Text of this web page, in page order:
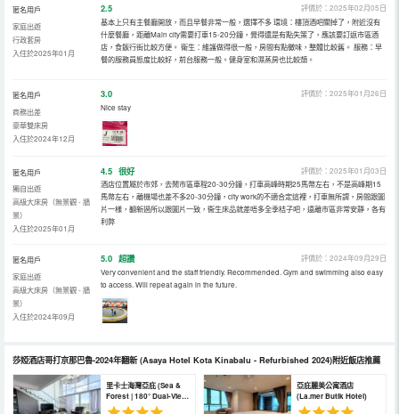
匿名用戶
家庭出遊
行政套房
入住於2025年01月
2.5
評價於：2025年02月05日
基本上只有主餐廳開放，而且早餐非常一般，選擇不多 環境：樓頂酒吧關掉了，附近沒有
什麼餐廳，距離Main city需要打車15-20分鐘，覺得還是有點失策了，應該要訂返市區酒
店，食飯行街比較方便。 衛生：維護做得很一般，房間有點黴味，整體比較舊。 服務：早
餐的服務員態度比較好，前台服務一般。健身室和濕蒸房也比較頹。
匿名用戶
商務出差
豪華雙床房
入住於2024年12月
3.0
評價於：2025年01月26日
Nice stay
匿名用戶
獨自出遊
高級大床房（無景觀 - 牆
景）
入住於2025年01月
4.5 很好
評價於：2025年01月03日
酒店位置屬於市郊，去鬧市區車程20-30分鐘，打車高峰時期25馬幣左右，不是高峰期15
馬幣左右，離機場也差不多20-30分鐘，city work的不適合定這裡，打車無所謂，房間跟圖
片一樣，翻新過所以跟圖片一致，衞生床品就差唔多全季桔子吧，遠離市區非常安靜，各有
利弊
匿名用戶
家庭出遊
高級大床房（無景觀 - 牆
景）
入住於2024年09月
5.0 超讚
評價於：2024年09月29日
Very convenient and the staff friendly. Recommended. Gym and swimming also easy
to access. Will repeat again in the future.
莎婭酒店哥打京那巴魯-2024年翻新(Asaya Hotel Kota Kinabalu - Refurbished 2024)附近飯店推薦
里卡士海灣亞庇 (Sea &
Forest | 180° Dual-View
3BR | Urban Oasis)
亞庇麗美公寓酒店
(La.mer Butik Hotel)